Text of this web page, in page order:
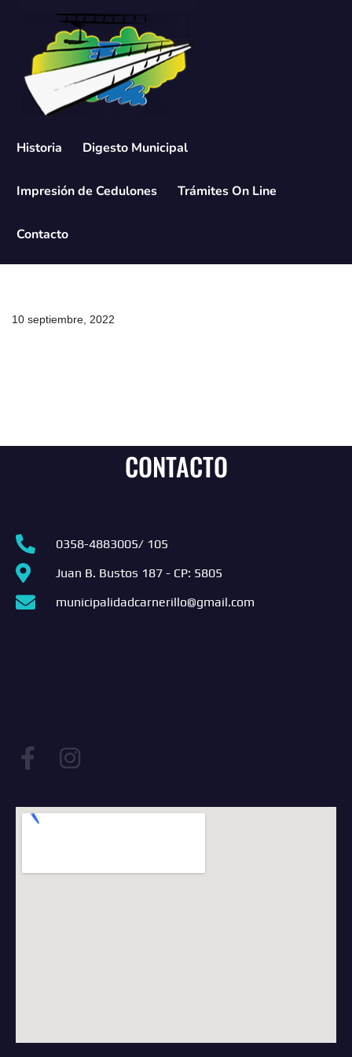
contenido
Historia Digesto Municipal
Impresión de Cedulones Trámites On Line
Contacto
10 septiembre, 2022
CONTACTO
0358-4883005/ 105
Juan B. Bustos 187 - CP: 5805
municipalidadcarnerillo@gmail.com